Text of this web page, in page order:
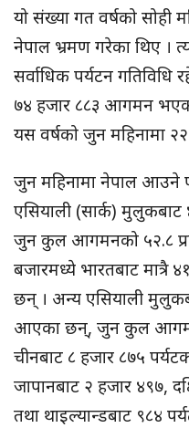
यो संख्या गत वर्षको सोही
नेपाल भ्रमण गरेका थिए ।
सर्वाधिक पर्यटन
७४ हजार ८८३ आगमन
यस वर्षको जुन महिनामा
जुन महिनामा नेपाल आउने
एसियाली (सार्क)
जुन कुल आगमनको ५२.८
बजारमध्ये भारतबाट मात्रै
छन् । अन्य एसियाली
आएका छन्, जुन कुल
चीनबाट ८ हजार ८७५
जापानबाट २ हजार ४९७,
तथा थाइल्यान्डबाट ९८४